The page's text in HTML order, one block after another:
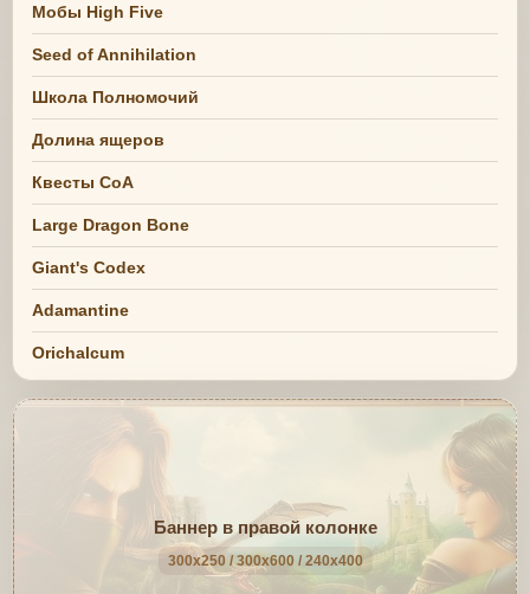
Мобы High Five
Seed of Annihilation
Школа Полномочий
Долина ящеров
Квесты СоА
Large Dragon Bone
Giant's Codex
Adamantine
Orichalcum
Баннер в правой колонке
300x250 / 300x600 / 240x400